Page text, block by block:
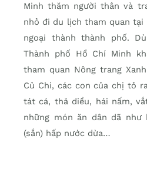
Minh thăm người thân và
nhỏ đi du lịch tham quan
ngoại thành thành phố.
Thành phố Hồ Chí Minh
tham quan Nông trang
Củ Chi, các con của chị tỏ
tát cá, thả diều, hái nấm,
những món ăn dân dã như
(sắn) hấp nước dừa…